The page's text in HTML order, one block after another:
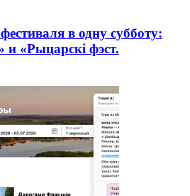
в одну субботу:
и «Рыцарскі фэст.